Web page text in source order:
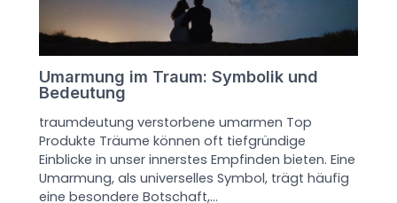
Umarmung im Traum: Symbolik und
Bedeutung
traumdeutung verstorbene umarmen Top
Produkte Träume können oft tiefgründige
Einblicke in unser innerstes Empfinden bieten. Eine
Umarmung, als universelles Symbol, trägt häufig
eine besondere Botschaft,…